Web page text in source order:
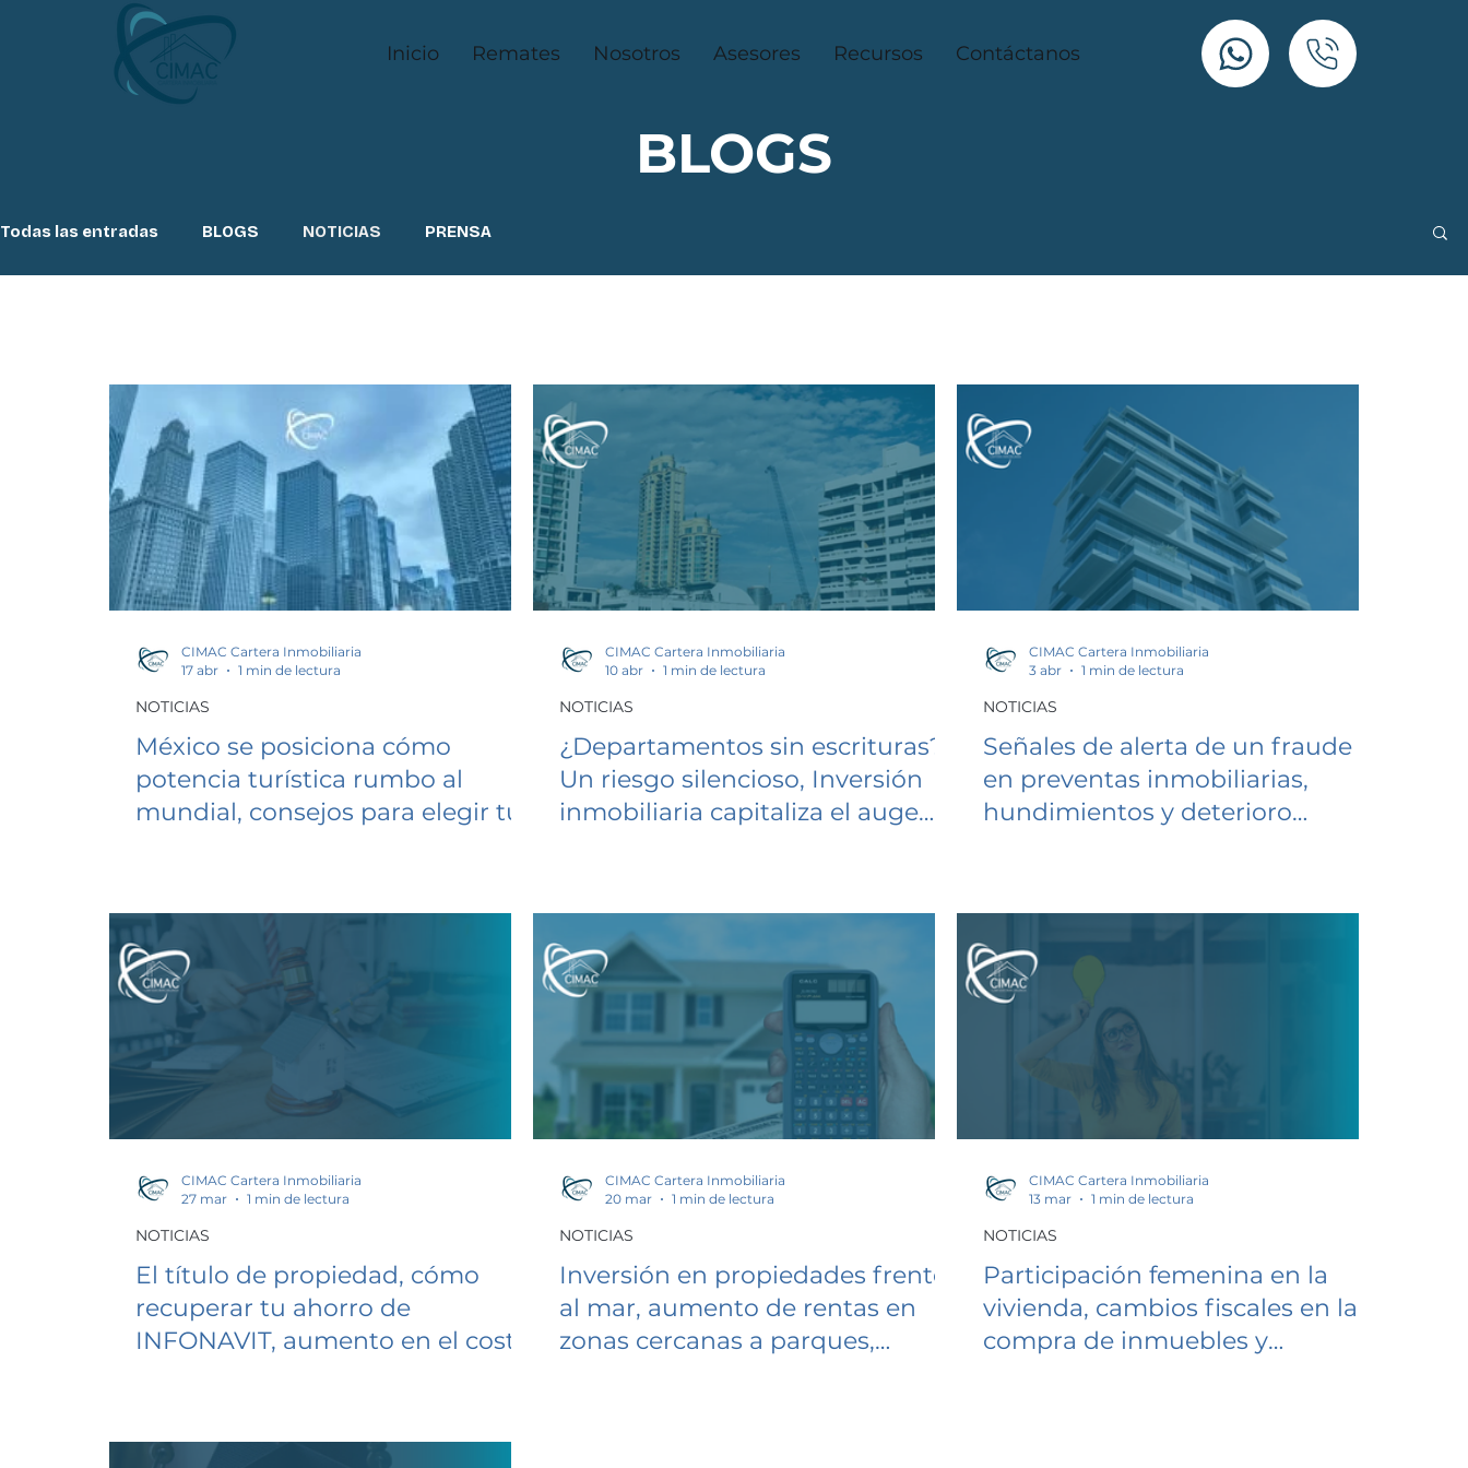
Inicio Remates Nosotros Asesores Recursos Contáctanos
BLOGS
Todas las entradas BLOGS NOTICIAS PRENSA
México se posiciona cómo
potencia turística rumbo al
mundial, consejos para elegir tus
NOTICIAS
CIMAC Cartera Inmobiliaria
17 abr
1 min de lectura
¿Departamentos sin escrituras?
Un riesgo silencioso, Inversión
inmobiliaria capitaliza el auge
vivienda en Guadalajara se
encarecen
NOTICIAS
CIMAC Cartera Inmobiliaria
10 abr
1 min de lectura
Señales de alerta de un fraude
en preventas inmobiliarias,
hundimientos y deterioro
nómadas digitales a México.
NOTICIAS
CIMAC Cartera Inmobiliaria
3 abr
1 min de lectura
El título de propiedad, cómo
recuperar tu ahorro de
INFONAVIT, aumento en el costo
NOTICIAS
CIMAC Cartera Inmobiliaria
27 mar
1 min de lectura
Inversión en propiedades frente
al mar, aumento de rentas en
zonas cercanas a parques,
NOTICIAS
CIMAC Cartera Inmobiliaria
20 mar
1 min de lectura
Participación femenina en la
vivienda, cambios fiscales en la
compra de inmuebles y
NOTICIAS
CIMAC Cartera Inmobiliaria
13 mar
1 min de lectura